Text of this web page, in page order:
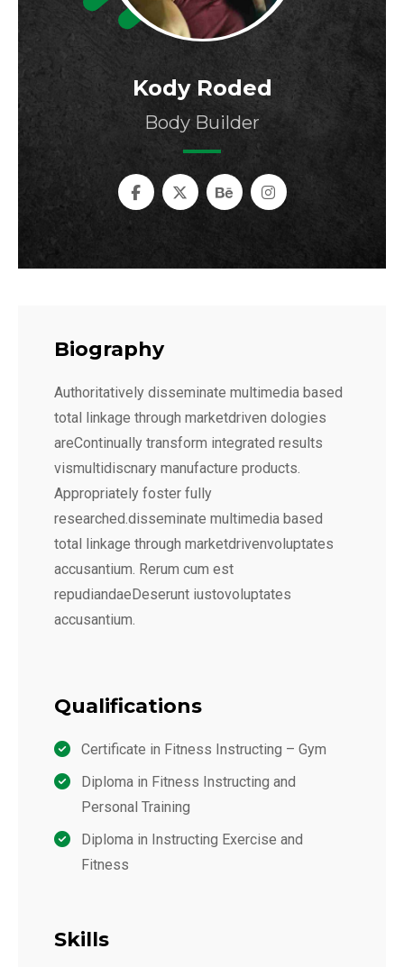
Kody Roded
Body Builder
Biography
Authoritatively disseminate multimedia based
total linkage through marketdriven dologies
areContinually transform integrated results
vismultidiscnary manufacture products.
Appropriately foster fully
researched.disseminate multimedia based
total linkage through marketdrivenvoluptates
accusantium. Rerum cum est
repudiandaeDeserunt iustovoluptates
accusantium.
Qualifications
Certificate in Fitness Instructing – Gym
Diploma in Fitness Instructing and
Personal Training
Diploma in Instructing Exercise and
Fitness
Skills